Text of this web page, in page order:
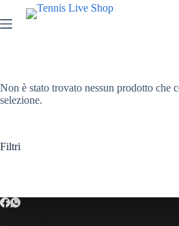
al
contenuto
Non è stato trovato nessun prodotto che
selezione.
Filtri